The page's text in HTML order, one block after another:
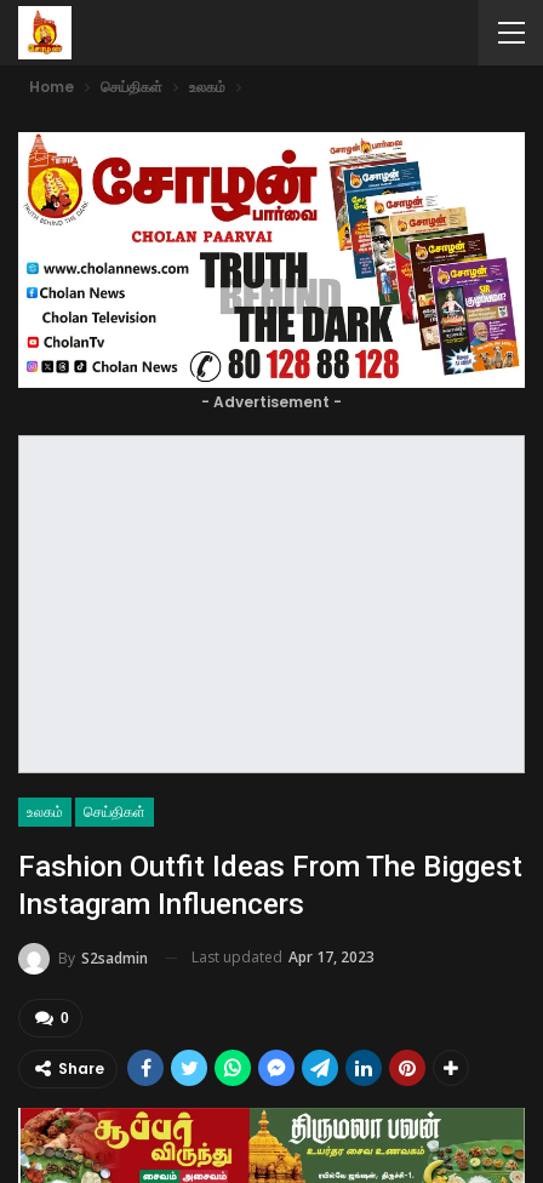
Home செய்திகள் உலகம்
- Advertisement -
உலகம் செய்திகள்
Fashion Outfit Ideas From The Biggest
Instagram Influencers
By S2sadmin Last updated Apr 17, 2023
0
Share